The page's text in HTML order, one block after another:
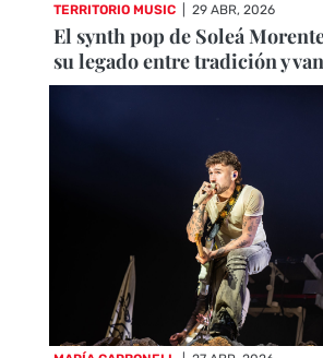
TERRITORIO MUSIC 29 ABR, 2026
El synth pop de Soleá
su legado entre tradición y